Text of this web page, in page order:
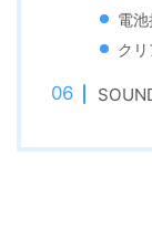
電
ク